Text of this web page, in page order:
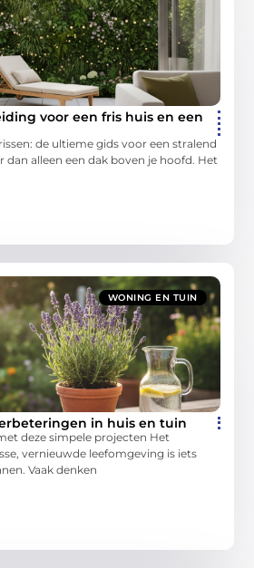
voor een fris huis en een
de ultieme gids voor een stralend
dan alleen een dak boven je hoofd. Het
WONING EN TUIN
in huis en tuin
deze simpele projecten Het
vernieuwde leefomgeving is iets
Vaak denken